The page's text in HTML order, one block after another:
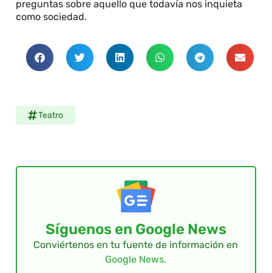
preguntas sobre aquello que todavía nos inquieta
como sociedad.
Teatro
Síguenos en Google News
Conviértenos en tu fuente de información en
Google News.